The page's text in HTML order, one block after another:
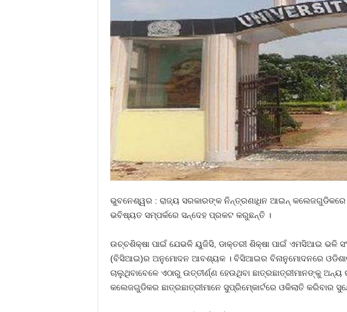
ଭୁବନେଶ୍ୱର : ରାଜ୍ୟ ସରକାରଙ୍କ ନିନ୍ତ୍ରଣାଧିନ ଆଇନ୍‍ କଲେଜଗୁଡିକରେ
ଭବିଷ୍ୟତ ସମ୍ପର୍କରେ ସନ୍ଦେହ ପ୍ରକଟ କରୁଛନ୍ତି ।
ଉଚ୍ଚଶିକ୍ଷା ପାଇଁ ଯେଭଳି ୟୁଜିସି, ଡାକ୍ତରୀ ଶିକ୍ଷା ପାଇଁ ଏମସିଆଇ
(ବିସିଆଇ)ର ଅନୁମୋଦନ ଆବଶ୍ୟକ । ବିସିଆଇର ବିନାନୁମୋଦନରେ ଓଡିଶାର
ଚାଲୁଥିବାବେଳେ ଏଠାରୁ ଉତ୍ତୀର୍ଣ୍ଣ ହେଉଥିବା ଛାତ୍ରଛାତ୍ରୀମାନଙ୍କୁ
କଲେଜଗୁଡିକର ଛାତ୍ରଛାତ୍ରୀମାନେ ସୁପ୍ରିମ୍‍କୋର୍ଟରେ ଓକିଲାତି କରିବାର